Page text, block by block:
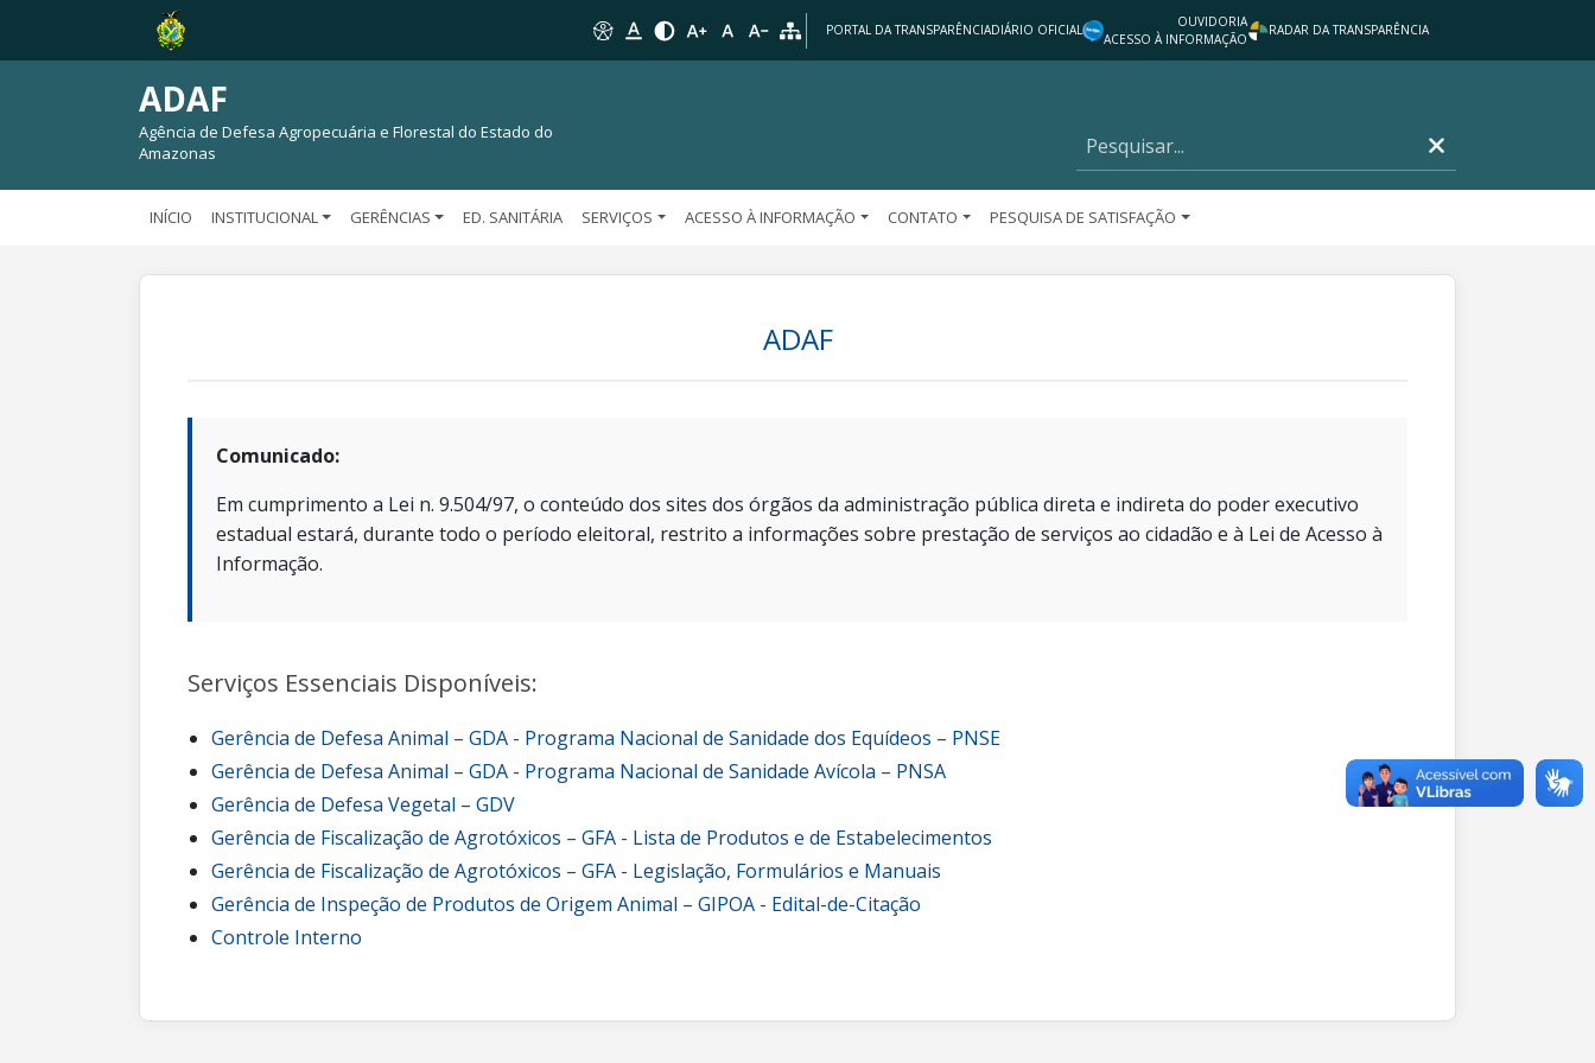
PORTAL DA TRANSPARÊNCIADIÁRIO OFICIAL
OUVIDORIA
ACESSO À INFORMAÇÃO
RADAR DA TRANSPARÊNCIA
ADAF
Agência de Defesa Agropecuária e Florestal do Estado do
Amazonas
INÍCIO INSTITUCIONAL GERÊNCIAS ED. SANITÁRIA SERVIÇOS ACESSO À INFORMAÇÃO CONTATO PESQUISA DE SATISFAÇÃO
ADAF
Comunicado:
Em cumprimento a Lei n. 9.504/97, o conteúdo dos sites dos órgãos da administração pública direta e indireta do poder executivo
estadual estará, durante todo o período eleitoral, restrito a informações sobre prestação de serviços ao cidadão e à Lei de Acesso à
Informação.
Serviços Essenciais Disponíveis:
Gerência de Defesa Animal – GDA - Programa Nacional de Sanidade dos Equídeos – PNSE
Gerência de Defesa Animal – GDA - Programa Nacional de Sanidade Avícola – PNSA
Gerência de Defesa Vegetal – GDV
Gerência de Fiscalização de Agrotóxicos – GFA - Lista de Produtos e de Estabelecimentos
Gerência de Fiscalização de Agrotóxicos – GFA - Legislação, Formulários e Manuais
Gerência de Inspeção de Produtos de Origem Animal – GIPOA - Edital-de-Citação
Controle Interno